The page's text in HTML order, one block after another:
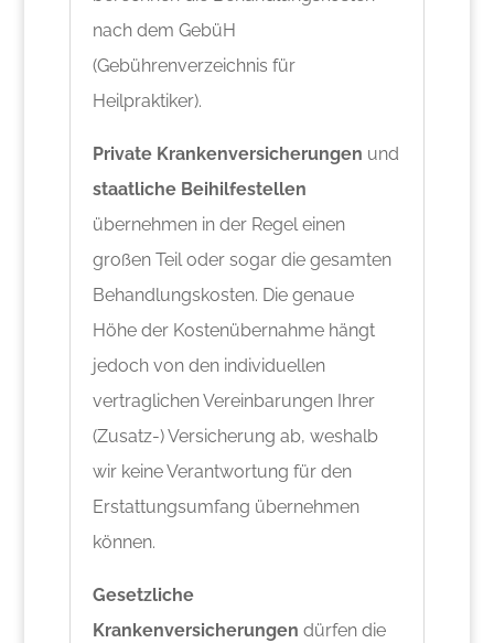
nach dem GebüH
(Gebührenverzeichnis für
Heilpraktiker).
Private Krankenversicherungen und
staatliche Beihilfestellen
übernehmen in der Regel einen
großen Teil oder sogar die gesamten
Behandlungskosten. Die genaue
Höhe der Kostenübernahme hängt
jedoch von den individuellen
vertraglichen Vereinbarungen Ihrer
(Zusatz-) Versicherung ab, weshalb
wir keine Verantwortung für den
Erstattungsumfang übernehmen
können.
Gesetzliche
Krankenversicherungen dürfen die